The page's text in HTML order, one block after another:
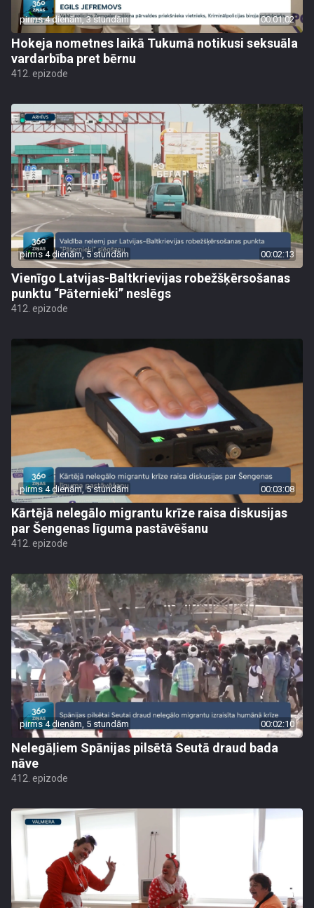
pirms 4 dienām, 3 stundām 00:01:02
Hokeja nometnes laikā Tukumā notikusi seksuāla
vardarbība pret bērnu
412. epizode
pirms 4 dienām, 5 stundām 00:02:13
Vienīgo Latvijas-Baltkrievijas robežšķērsošanas
punktu “Pāternieki” neslēgs
412. epizode
pirms 4 dienām, 5 stundām 00:03:08
Kārtējā nelegālo migrantu krīze raisa diskusijas
par Šengenas līguma pastāvēšanu
412. epizode
pirms 4 dienām, 5 stundām 00:02:10
Nelegāļiem Spānijas pilsētā Seutā draud bada
nāve
412. epizode